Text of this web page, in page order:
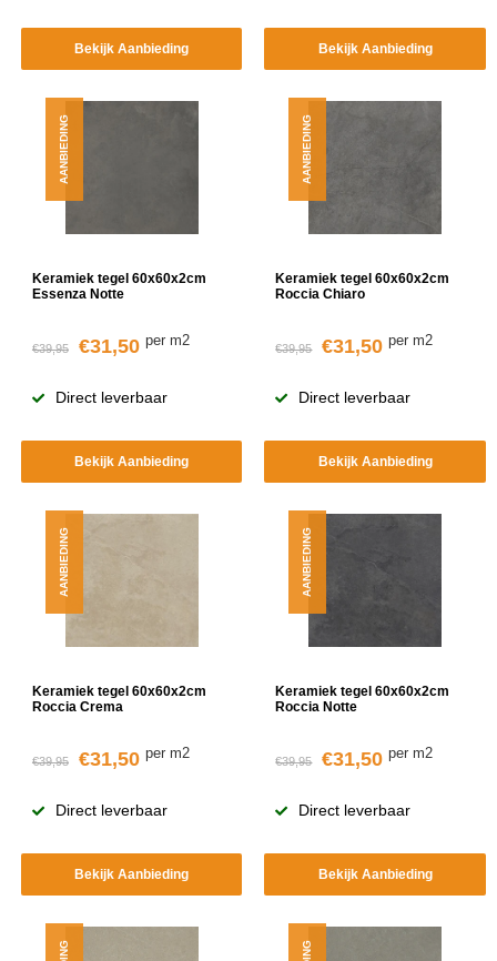
Bekijk Aanbieding Bekijk Aanbieding
Keramiek tegel 60x60x2cm
Essenza Notte
€39,95 €31,50 per m2
Direct leverbaar
AANBIEDING
Bekijk Aanbieding
Keramiek tegel 60x60x2cm
Roccia Chiaro
€39,95 €31,50 per m2
Direct leverbaar
AANBIEDING
Bekijk Aanbieding
Keramiek tegel 60x60x2cm
Roccia Crema
€39,95 €31,50 per m2
Direct leverbaar
AANBIEDING
Bekijk Aanbieding
Keramiek tegel 60x60x2cm
Roccia Notte
€39,95 €31,50 per m2
Direct leverbaar
AANBIEDING
Bekijk Aanbieding